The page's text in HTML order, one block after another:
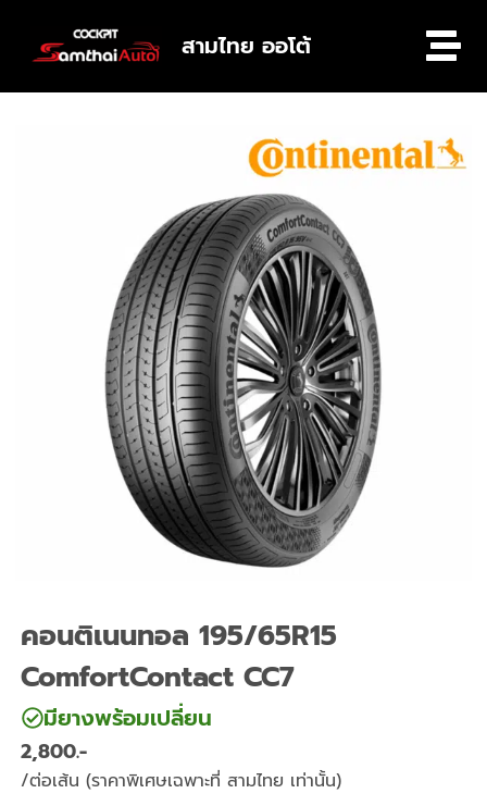
สามไทย ออโต้
คอนติเนนทอล 195/65R15
ComfortContact CC7
มียางพร้อมเปลี่ยน
2,800
/ต่อเส้น (ราคาพิเศษเฉพาะที่ สามไทย เท่านั้น)